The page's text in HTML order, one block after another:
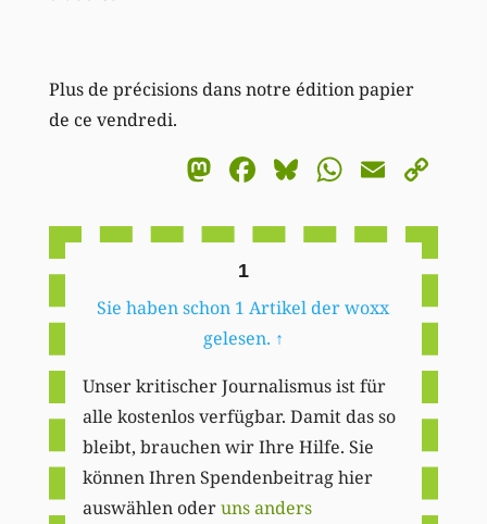
Plus de précisions dans notre édition papier
de ce vendredi.
Mastodon
Facebook
BlueskyEmail
1
Sie haben schon 1 Artikel der woxx
gelesen. ↑
Unser kritischer Journalismus ist für
alle kostenlos verfügbar. Damit das so
bleibt, brauchen wir Ihre Hilfe. Sie
können Ihren Spendenbeitrag hier
auswählen oderuns anders